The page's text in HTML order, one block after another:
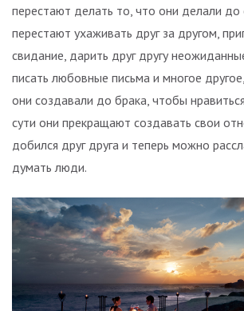
перестают делать то, что они делали до
перестают ухаживать друг за другом,
свидание, дарить друг другу
писать любовные письма и многое
они создавали до брака, чтобы
сути они прекращают создавать свои
добился друг друга и теперь можно
думать люди.